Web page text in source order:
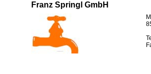
Franz Springl GmbH